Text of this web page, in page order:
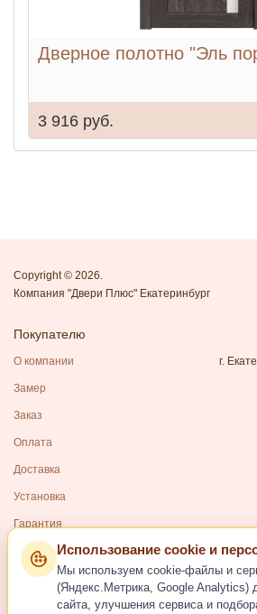
Дверное полотно "Эль
3 916 руб.
Copyright © 2026.
Компания "Двери Плюс" Екатеринбург
Покупателю
О компании
Замер
Заказ
Оплата
Доставка
Установка
Гарантия
г.
Каталог
Входные двери
Межкомнатные двери
Использование cookie и
Мы используем cookie-файлы и
(Яндекс.Метрика, Google Analytics)
сайта, улучшения сервиса и